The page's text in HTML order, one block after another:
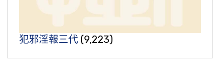
犯邪淫報三代 (9,223)